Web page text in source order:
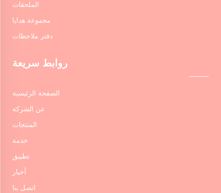
الملحقات
مجموعة هدايا
دفتر ملاحظات
روابط سريعة
الصفحة الرئيسية
عن الشركة
المنتجات
خدمة
تطبيق
أخبار
اتصل بنا